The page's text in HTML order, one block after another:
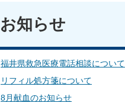
お知らせ
福井県救急医療電話相談について
リフィル処方箋について
8月献血のお知らせ